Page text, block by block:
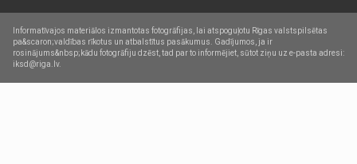
Informatīvajos materiālos izmantotas fotogrāfijas, lai atspoguļotu Rīgas valstspilsētas
pa&scaron;valdības rīkotus un atbalstītus pasākumus. Gadījumos, ja ir
rosinājums&nbsp;kādu fotogrāfiju dzēst, tad par to informējiet, sūtot ziņu uz e-pasta adresi:
iksd@riga.lv.